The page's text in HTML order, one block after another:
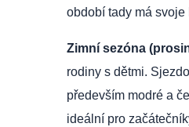
období tady má svoje
Zimní sezóna
rodiny s dětmi.
především modré a
ideální pro